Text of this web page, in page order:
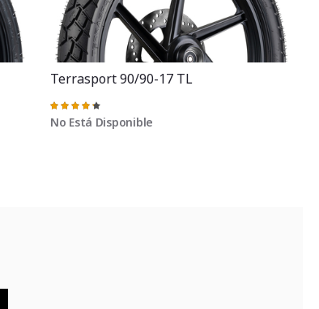
Terrasport 90/90-17 TL
Valoración:
87%
No Está Disponible